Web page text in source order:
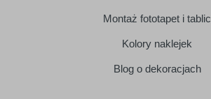
Montaż fototapet i tablic
Kolory naklejek
Blog o dekoracjach